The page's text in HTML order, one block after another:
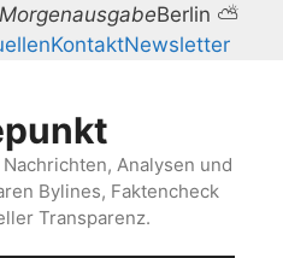
MorgenausgabeBerlin ⛅
KontaktNewsletter
Analysen und
Bylines, Faktencheck
Transparenz.